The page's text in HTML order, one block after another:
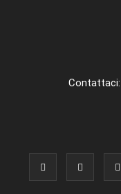
Contattaci: